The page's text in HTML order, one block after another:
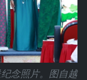
念照片。图自越